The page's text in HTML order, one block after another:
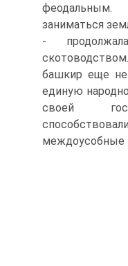
заниматься
-
башкир еще не
единую
своей
междоусобные